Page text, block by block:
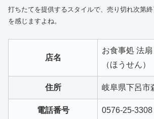
打ちたてを提供するスタイルで、売り切れ次第
を感じますよね。
店名
お食事処 法扇
（ほうせん）
住所 岐阜県下呂市
電話番号 0576-25-3308